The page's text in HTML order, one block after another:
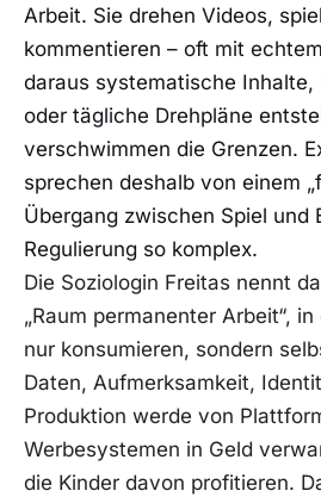
Arbeit. Sie drehen Videos,
kommentieren – oft mit
daraus systematische Inhalte,
oder tägliche Drehpläne
verschwimmen die Grenzen.
sprechen deshalb von einem
Übergang zwischen Spiel und
Regulierung so komplex.
Die Soziologin Freitas nennt
„Raum permanenter Arbeit“,
nur konsumieren, sondern
Daten, Aufmerksamkeit,
Produktion werde von
Werbesystemen in Geld
die Kinder davon profitieren.